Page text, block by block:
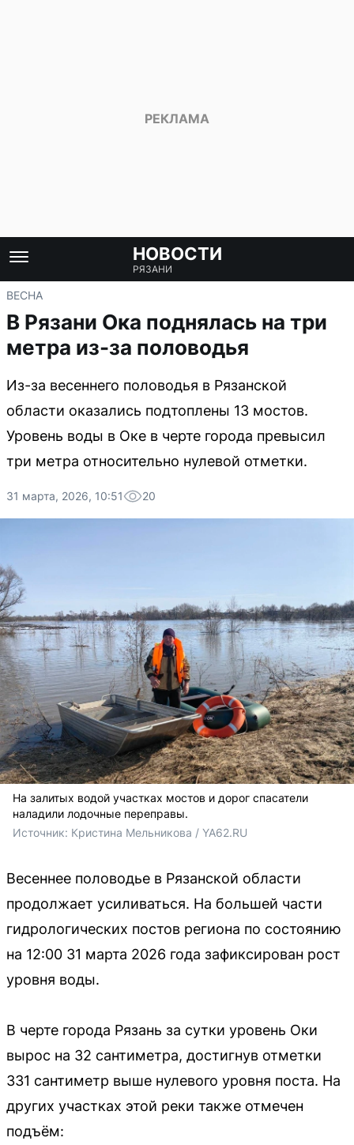
НОВОСТИ
РЯЗАНИ
ВЕСНА
В Рязани Ока поднялась на три
метра из-за половодья
Из-за весеннего половодья в Рязанской
области оказались подтоплены 13 мостов.
Уровень воды в Оке в черте города превысил
три метра относительно нулевой отметки.
31 марта, 2026, 10:51 20
На залитых водой участках мостов и дорог спасатели
наладили лодочные переправы.
Источник: Кристина Мельникова / YA62.RU
Весеннее половодье в Рязанской области
продолжает усиливаться. На большей части
гидрологических постов региона по состоянию
на 12:00 31 марта 2026 года зафиксирован рост
уровня воды.
В черте города Рязань за сутки уровень Оки
вырос на 32 сантиметра, достигнув отметки
331 сантиметр выше нулевого уровня поста. На
других участках этой реки также отмечен
подъём: